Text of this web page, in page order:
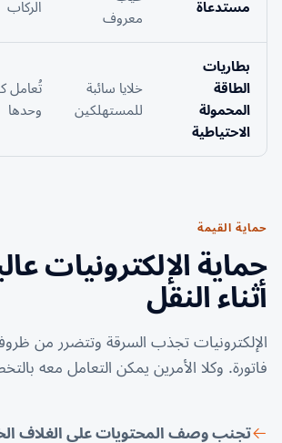
مستدعاة
معروف
الركاب
بطاريات
الطاقة
المحمولة
الاحتياطية
خلايا سائبة
للمستهلكين
تُعامل
وحدها
حماية القيمة
حماية الإلكترونيات
أثناء النقل
الإلكترونيات تجذب السرقة وتتضرر من
فاتورة. وكلا الأمرين يمكن التعامل معه
تجنب وصف المحتويات على الغلاف